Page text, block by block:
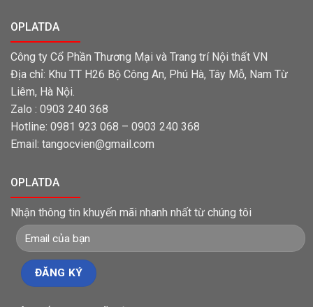
OPLATDA
Công ty Cổ Phần Thương Mại và Trang trí Nội thất VN
Địa chỉ: Khu TT H26 Bộ Công An, Phú Hà, Tây Mỗ, Nam Từ
Liêm, Hà Nội.
Zalo : 0903 240 368
Hotline: 0981 923 068 – 0903 240 368
Email: tangocvien@gmail.com
OPLATDA
Nhận thông tin khuyến mãi nhanh nhất từ chúng tôi